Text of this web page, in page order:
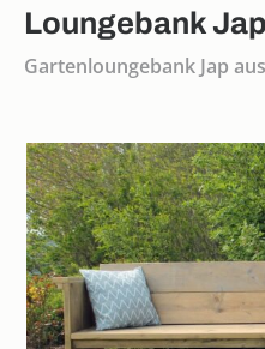
Loungebank Jap
Gartenloungebank Jap